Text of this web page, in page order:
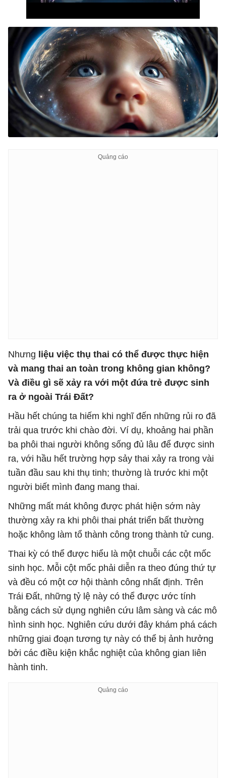
Nhưng liệu việc thụ thai có thể được thực hiện
và mang thai an toàn trong không gian không?
Và điều gì sẽ xảy ra với một đứa trẻ được sinh
ra ở ngoài Trái Đất?
Hầu hết chúng ta hiếm khi nghĩ đến những rủi ro đã
trải qua trước khi chào đời. Ví dụ, khoảng hai phần
ba phôi thai người không sống đủ lâu để được sinh
ra, với hầu hết trường hợp sảy thai xảy ra trong vài
tuần đầu sau khi thụ tinh; thường là trước khi một
người biết mình đang mang thai.
Những mất mát không được phát hiện sớm này
thường xảy ra khi phôi thai phát triển bất thường
hoặc không làm tổ thành công trong thành tử cung.
Thai kỳ có thể được hiểu là một chuỗi các cột mốc
sinh học. Mỗi cột mốc phải diễn ra theo đúng thứ tự
và đều có một cơ hội thành công nhất định. Trên
Trái Đất, những tỷ lệ này có thể được ước tính
bằng cách sử dụng nghiên cứu lâm sàng và các mô
hình sinh học. Nghiên cứu dưới đây khám phá cách
những giai đoạn tương tự này có thể bị ảnh hưởng
bởi các điều kiện khắc nghiệt của không gian liên
hành tinh.